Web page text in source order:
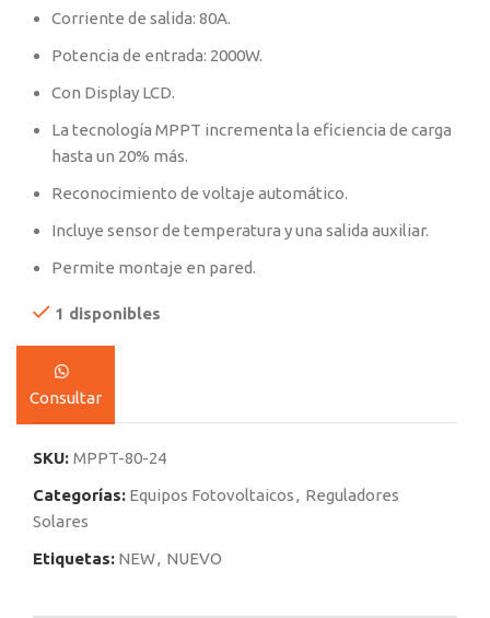
Corriente de salida: 80A.
Potencia de entrada: 2000W.
Con Display LCD.
La tecnología MPPT incrementa la eficiencia de carga
hasta un 20% más.
Reconocimiento de voltaje automático.
Incluye sensor de temperatura y una salida auxiliar.
Permite montaje en pared.
1 disponibles
Consultar
SKU: MPPT-80-24
Categorías: Equipos Fotovoltaicos, Reguladores
Solares
Etiquetas: NEW, NUEVO